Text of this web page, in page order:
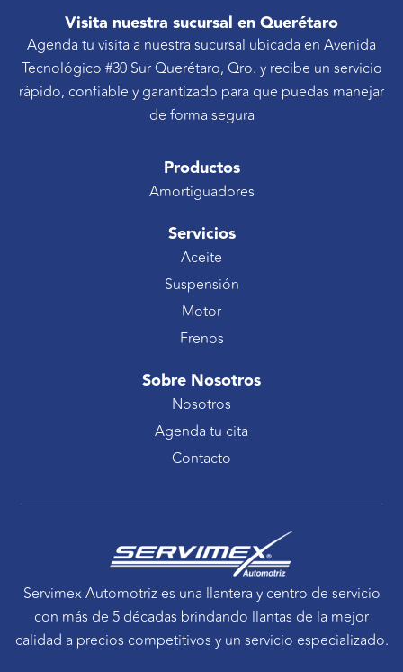
Visita nuestra sucursal en Querétaro
Agenda tu visita a nuestra sucursal ubicada en Avenida
Tecnológico #30 Sur Querétaro, Qro. y recibe un servicio
rápido, confiable y garantizado para que puedas manejar
de forma segura
Productos
Amortiguadores
Servicios
Aceite
Suspensión
Motor
Frenos
Sobre Nosotros
Nosotros
Agenda tu cita
Contacto
Servimex Automotriz es una llantera y centro de servicio
con más de 5 décadas brindando llantas de la mejor
calidad a precios competitivos y un servicio especializado.